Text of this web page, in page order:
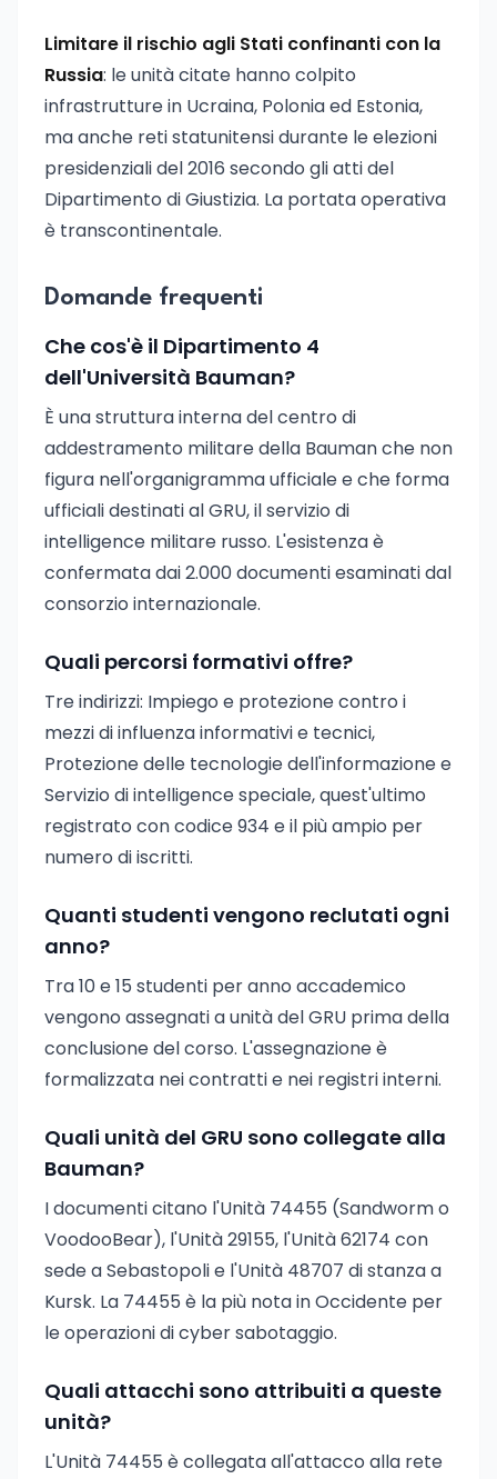
Limitare il rischio agli Stati confinanti con la
Russia: le unità citate hanno colpito
infrastrutture in Ucraina, Polonia ed Estonia,
ma anche reti statunitensi durante le elezioni
presidenziali del 2016 secondo gli atti del
Dipartimento di Giustizia. La portata operativa
è transcontinentale.
Domande frequenti
Che cos'è il Dipartimento 4
dell'Università Bauman?
È una struttura interna del centro di
addestramento militare della Bauman che non
figura nell'organigramma ufficiale e che forma
ufficiali destinati al GRU, il servizio di
intelligence militare russo. L'esistenza è
confermata dai 2.000 documenti esaminati dal
consorzio internazionale.
Quali percorsi formativi offre?
Tre indirizzi: Impiego e protezione contro i
mezzi di influenza informativi e tecnici,
Protezione delle tecnologie dell'informazione e
Servizio di intelligence speciale, quest'ultimo
registrato con codice 934 e il più ampio per
numero di iscritti.
Quanti studenti vengono reclutati ogni
anno?
Tra 10 e 15 studenti per anno accademico
vengono assegnati a unità del GRU prima della
conclusione del corso. L'assegnazione è
formalizzata nei contratti e nei registri interni.
Quali unità del GRU sono collegate alla
Bauman?
I documenti citano l'Unità 74455 (Sandworm o
VoodooBear), l'Unità 29155, l'Unità 62174 con
sede a Sebastopoli e l'Unità 48707 di stanza a
Kursk. La 74455 è la più nota in Occidente per
le operazioni di cyber sabotaggio.
Quali attacchi sono attribuiti a queste
unità?
L'Unità 74455 è collegata all'attacco alla rete